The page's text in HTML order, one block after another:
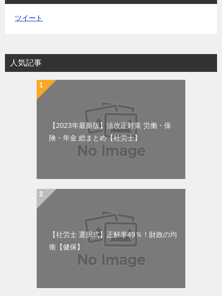
ツイート
人気記事
【2023年最新版】法改正対策 労働・保
険・年金 総まとめ【社労士】
【社労士 選択式】正解率49％！財政の均
衡【健保】